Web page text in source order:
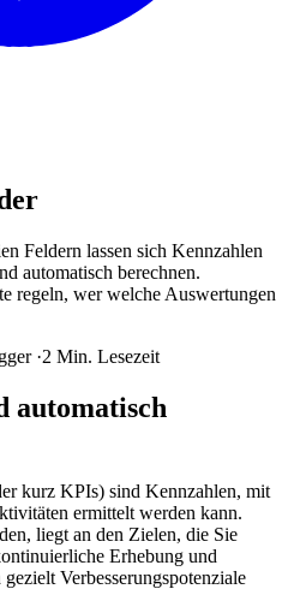
Feldern lassen sich Kennzahlen
automatisch berechnen.
regeln, wer welche Auswertungen
·2 Min. Lesezeit
automatisch
kurz KPIs) sind Kennzahlen, mit
ermittelt werden kann.
liegt an den Zielen, die Sie
Erhebung und
Verbesserungspotenziale